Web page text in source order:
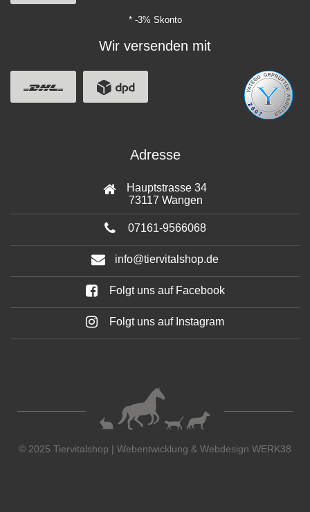
* -3% Skonto
Wir versenden mit
Adresse
Hauptstrasse 34
73117 Wangen
07161-9566068
info@tiervitalshop.de
Folgt uns auf Facebook
Folgt uns auf Instagram
© 2025 Tiervitalshop | Webentwicklung & Webdesign WERK38